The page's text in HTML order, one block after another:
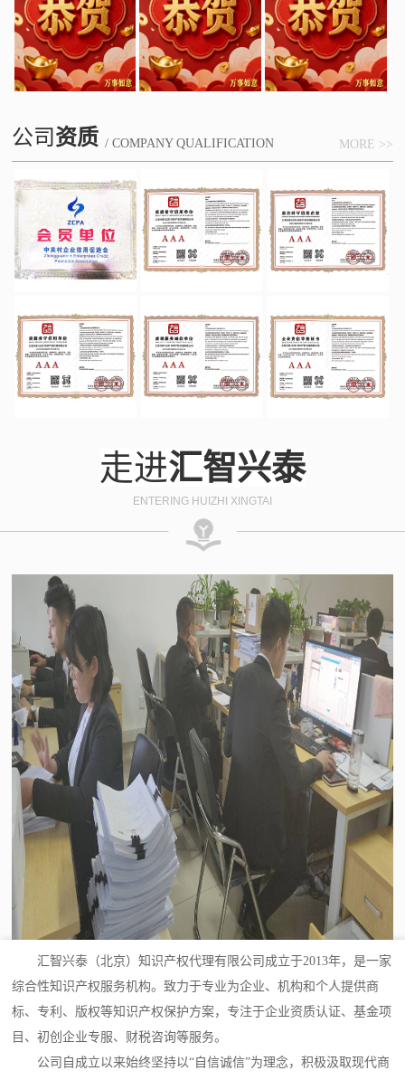
公司资质 / COMPANY QUALIFICATION MORE >>
走进汇智兴泰
ENTERING HUIZHI XINGTAI
汇智兴泰（北京）知识产权代理有限公司成立于2013年，是一家
综合性知识产权服务机构。致力于专业为企业、机构和个人提供商
标、专利、版权等知识产权保护方案，专注于企业资质认证、基金项
目、初创企业专服、财税咨询等服务。
公司自成立以来始终坚持以“自信诚信”为理念，积极汲取现代商